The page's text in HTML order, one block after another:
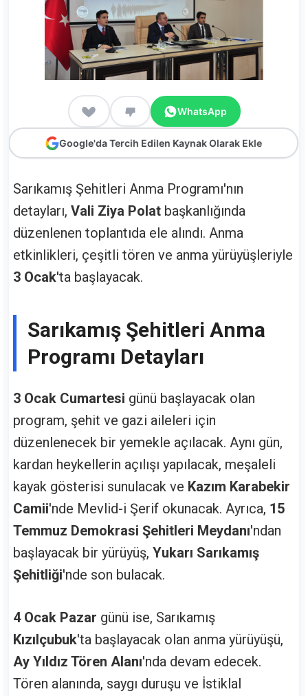
WhatsApp
Google'da Tercih Edilen Kaynak Olarak Ekle
Sarıkamış Şehitleri Anma Programı'nın
detayları, Vali Ziya Polat başkanlığında
düzenlenen toplantıda ele alındı. Anma
etkinlikleri, çeşitli tören ve anma yürüyüşleriyle
3 Ocak'ta başlayacak.
Sarıkamış Şehitleri Anma
Programı Detayları
3 Ocak Cumartesi günü başlayacak olan
program, şehit ve gazi aileleri için
düzenlenecek bir yemekle açılacak. Aynı gün,
kardan heykellerin açılışı yapılacak, meşaleli
kayak gösterisi sunulacak ve Kazım Karabekir
Camii'nde Mevlid-i Şerif okunacak. Ayrıca, 15
Temmuz Demokrasi Şehitleri Meydanı'ndan
başlayacak bir yürüyüş, Yukarı Sarıkamış
Şehitliği'nde son bulacak.
4 Ocak Pazar günü ise, Sarıkamış
Kızılçubuk'ta başlayacak olan anma yürüyüşü,
Ay Yıldız Tören Alanı'nda devam edecek.
Tören alanında, saygı duruşu ve İstiklal